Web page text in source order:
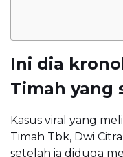
Ini dia
Timah yang
Kasus viral yang
Timah Tbk, Dwi
setelah ia diduga